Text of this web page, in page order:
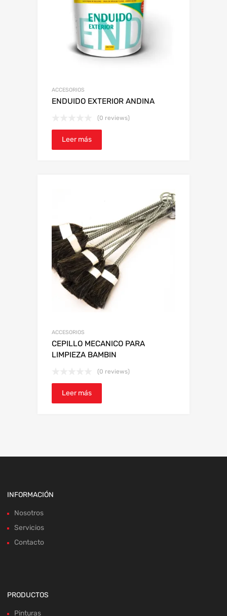
ACCESORIOS
ENDUIDO EXTERIOR ANDINA
(0 reviews)
Leer más
ACCESORIOS
CEPILLO MECANICO PARA
LIMPIEZA BAMBIN
(0 reviews)
Leer más
INFORMACIÓN
Nosotros
Servicios
Contacto
PRODUCTOS
Pinturas